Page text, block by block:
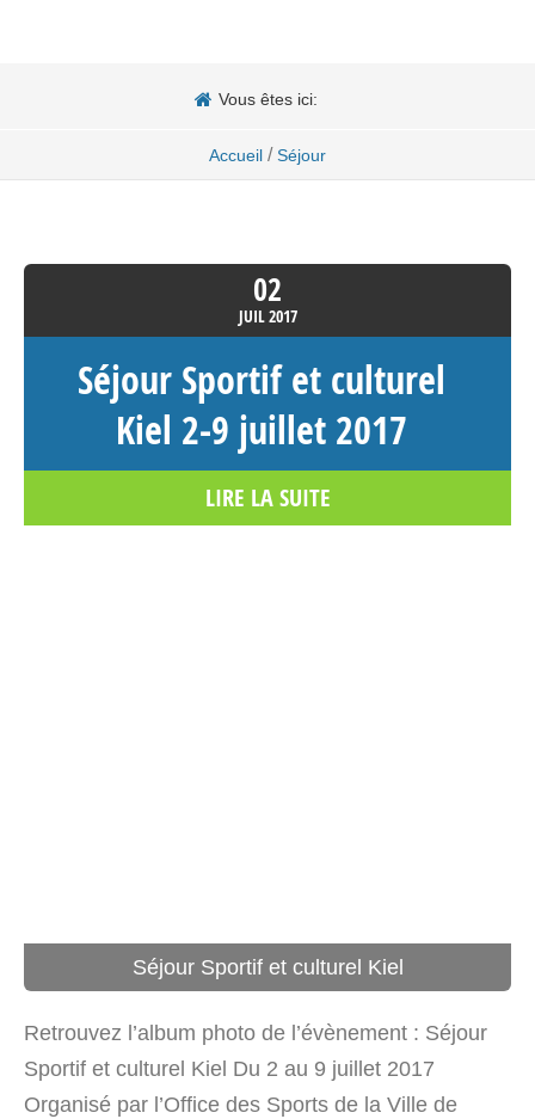
Vous êtes ici:
Accueil / Séjour
02
JUIL2017
Séjour Sportif et culturel
Kiel 2-9 juillet 2017
LIRE LA SUITE
Séjour Sportif et culturel Kiel
Retrouvez l’album photo de l’évènement : Séjour
Sportif et culturel Kiel Du 2 au 9 juillet 2017
Organisé par l’Office des Sports de la Ville de